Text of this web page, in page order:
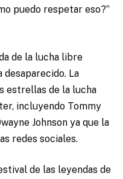
puedo respetar eso?”
de la lucha libre
La
estrellas de la lucha
incluyendo Tommy
Johnson ya que la
redes sociales.
de las leyendas de